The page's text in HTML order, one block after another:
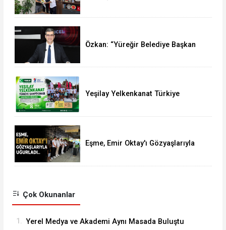
Özkan: “Yüreğir Belediye Başkan
Yeşilay Yelkenkanat Türkiye
Eşme, Emir Oktay'ı Gözyaşlarıyla
Çok Okunanlar
1. Yerel Medya ve Akademi Aynı Masada Buluştu